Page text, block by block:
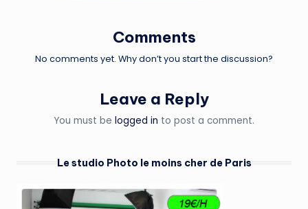
Comments
No comments yet. Why don’t you start the discussion?
Leave a Reply
You must be logged in to post a comment.
Le studio Photo le moins cher de Paris